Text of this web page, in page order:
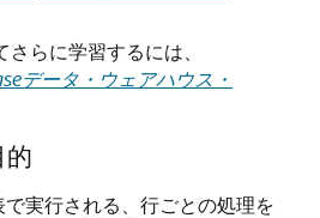
らに学習するには、
データ・ウェアハウス・
的
実行される、行ごとの処理を